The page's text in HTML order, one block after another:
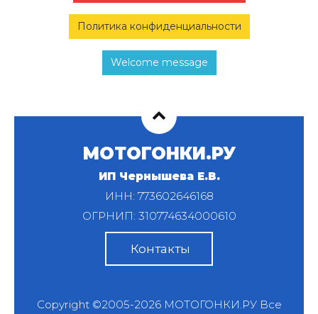
Политика конфиденциальности
Welcome message
МОТОГОНКИ.РУ
ИП Чернышева Е.В.
ИНН: 773602646168
ОГРНИП: 310774634000610
Контакты
Copyright ©2005-2026 МОТОГОНКИ.РУВсе